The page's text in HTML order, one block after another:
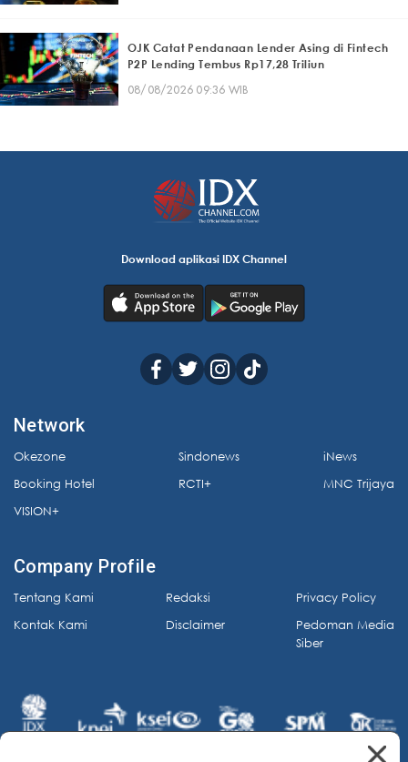
OJK Catat Pendanaan Lender Asing di Fintech
P2P Lending Tembus Rp17,28 Triliun
08/08/2026 09:36 WIB
Download aplikasi IDX Channel
Network
Okezone
Booking Hotel
VISION+
Sindonews
RCTI+
iNews
MNC Trijaya
Company Profile
Tentang Kami
Kontak Kami
Redaksi
Disclaimer
Privacy Policy
Pedoman Media
Siber